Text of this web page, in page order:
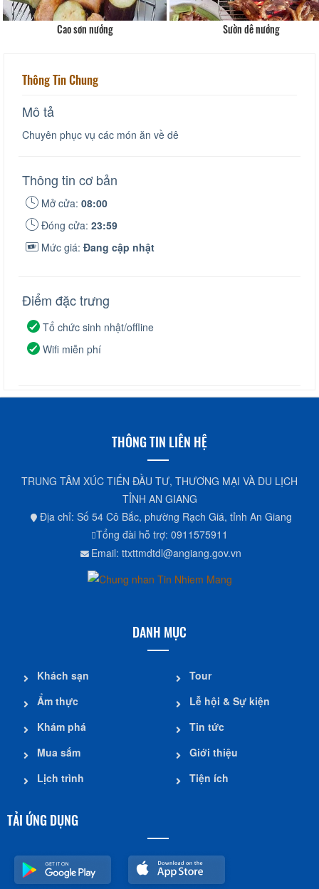
Cao sơn nướng Sườn dê nướng
Thông Tin Chung
Mô tả
Chuyên phục vụ các món ăn về dê
Thông tin cơ bản
Mở cửa: 08:00
Đóng cửa: 23:59
Mức giá: Đang cập nhật
Điểm đặc trưng
Tổ chức sinh nhật/offline
Wifi miễn phí
THÔNG TIN LIÊN HỆ
TRUNG TÂM XÚC TIẾN ĐẦU TƯ, THƯƠNG MẠI VÀ DU LỊCH
TỈNH AN GIANG
Địa chỉ: Số 54 Cô Bắc, phường Rạch Giá, tỉnh An Giang
Tổng đài hỗ trợ: 0911575911
Email: ttxttmdtdl@angiang.gov.vn
DANH MỤC
Khách sạn
Ẩm thực
Khám phá
Mua sắm
Lịch trình
Tour
Lễ hội & Sự kiện
Tin tức
Giới thiệu
Tiện ích
TẢI ỨNG DỤNG